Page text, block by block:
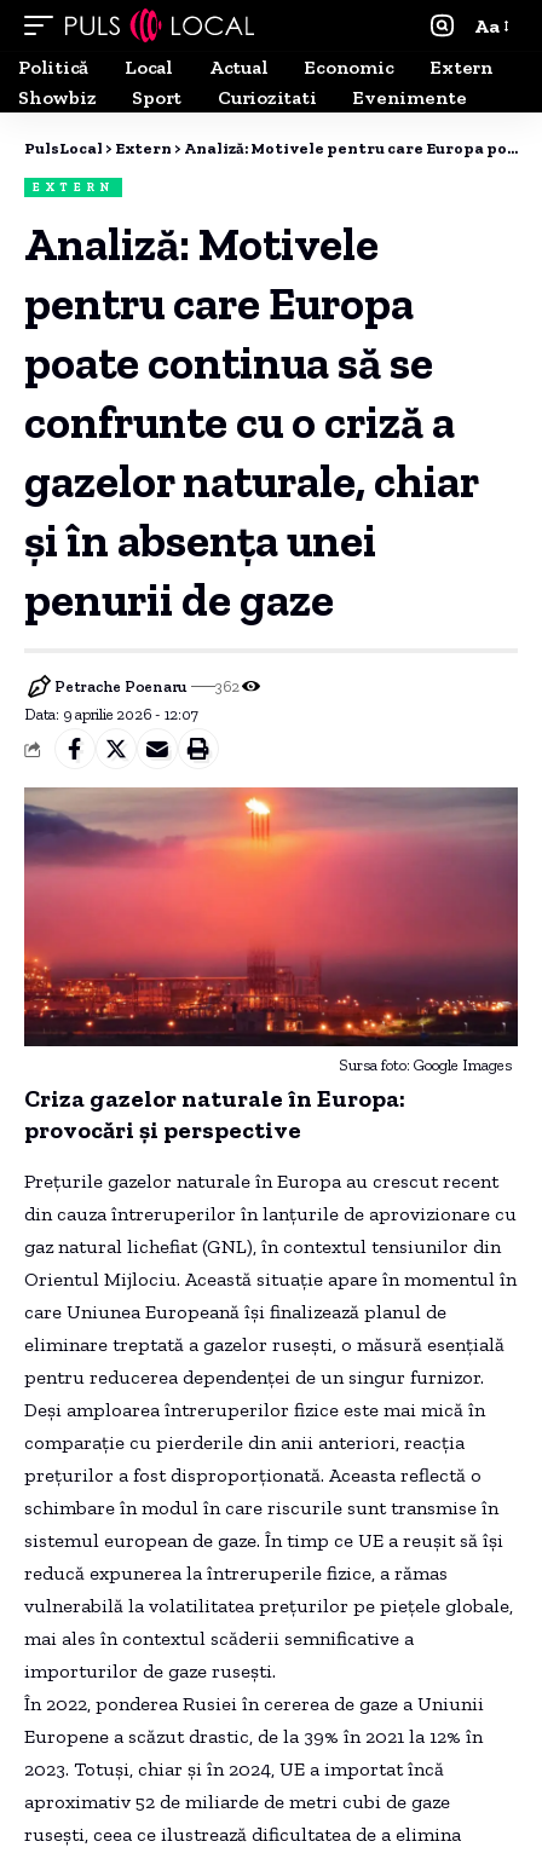
Aa
Politică
Local Actual Economic
Extern
Showbiz
Sport Curiozitati Evenimente
PulsLocal > Extern > Analiză: Motivele pentru care Europa poate continua să se confrunte cu o criză a gazelor naturale, chiar și în absența unei penurii de gaze
EXTERN
Analiză: Motivele
pentru care Europa
poate continua să se
confrunte cu o criză a
gazelor naturale, chiar
și în absența unei
penurii de gaze
Data: 9 aprilie 2026 - 12:07
Petrache Poenaru 362
Sursa foto: Google Images
Criza gazelor naturale în Europa:
provocări și perspective
Prețurile gazelor naturale în Europa au crescut recent
din cauza întreruperilor în lanțurile de aprovizionare cu
gaz natural lichefiat (GNL), în contextul tensiunilor din
Orientul Mijlociu. Această situație apare în momentul în
care Uniunea Europeană își finalizează planul de
eliminare treptată a gazelor rusești, o măsură esențială
pentru reducerea dependenței de un singur furnizor.
Deși amploarea întreruperilor fizice este mai mică în
comparație cu pierderile din anii anteriori, reacția
prețurilor a fost disproporționată. Aceasta reflectă o
schimbare în modul în care riscurile sunt transmise în
sistemul european de gaze. În timp ce UE a reușit să își
reducă expunerea la întreruperile fizice, a rămas
vulnerabilă la volatilitatea prețurilor pe piețele globale,
mai ales în contextul scăderii semnificative a
importurilor de gaze rusești.
În 2022, ponderea Rusiei în cererea de gaze a Uniunii
Europene a scăzut drastic, de la 39% în 2021 la 12% în
2023. Totuși, chiar și în 2024, UE a importat încă
aproximativ 52 de miliarde de metri cubi de gaze
rusești, ceea ce ilustrează dificultatea de a elimina